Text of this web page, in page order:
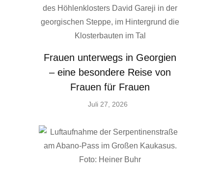
Frauen unterwegs in Georgien
– eine besondere Reise von
Frauen für Frauen
Juli 27, 2026